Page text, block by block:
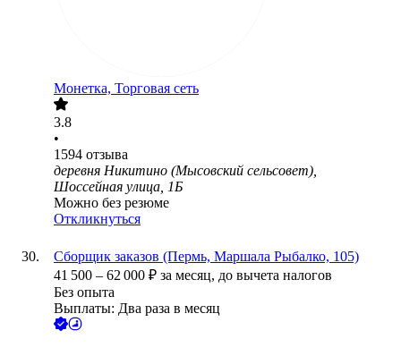
Монетка, Торговая сеть
3.8
•
1594 отзыва
деревня Никитино (Мысовский сельсовет),
Шоссейная улица, 1Б
Можно без резюме
Откликнуться
Сборщик заказов (Пермь, Маршала Рыбалко, 105)
41 500 – 62 000 ₽ за месяц, до вычета налогов
Без опыта
Выплаты: Два раза в месяц